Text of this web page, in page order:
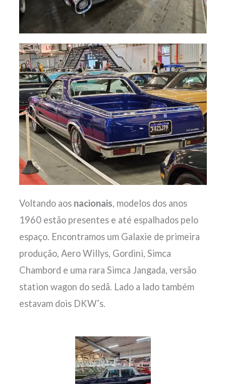
Voltando aos nacionais, modelos dos anos
1960 estão presentes e até espalhados pelo
espaço. Encontramos um Galaxie de primeira
produção, Aero Willys, Gordini, Simca
Chambord e uma rara Simca Jangada, versão
station wagon do sedã. Lado a lado também
estavam dois DKW’s.